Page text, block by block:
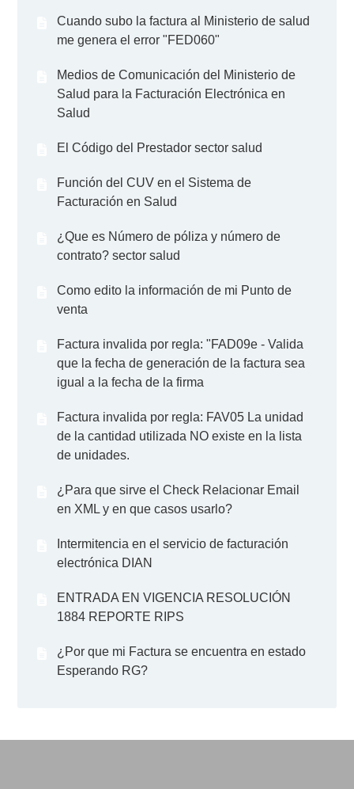
Cuando subo la factura al Ministerio de salud
me genera el error "FED060"
Medios de Comunicación del Ministerio de
Salud para la Facturación Electrónica en
Salud
El Código del Prestador sector salud
Función del CUV en el Sistema de
Facturación en Salud
¿Que es Número de póliza y número de
contrato? sector salud
Como edito la información de mi Punto de
venta
Factura invalida por regla: "FAD09e - Valida
que la fecha de generación de la factura sea
igual a la fecha de la firma
Factura invalida por regla: FAV05 La unidad
de la cantidad utilizada NO existe en la lista
de unidades.
¿Para que sirve el Check Relacionar Email
en XML y en que casos usarlo?
Intermitencia en el servicio de facturación
electrónica DIAN
ENTRADA EN VIGENCIA RESOLUCIÓN
1884 REPORTE RIPS
¿Por que mi Factura se encuentra en estado
Esperando RG?